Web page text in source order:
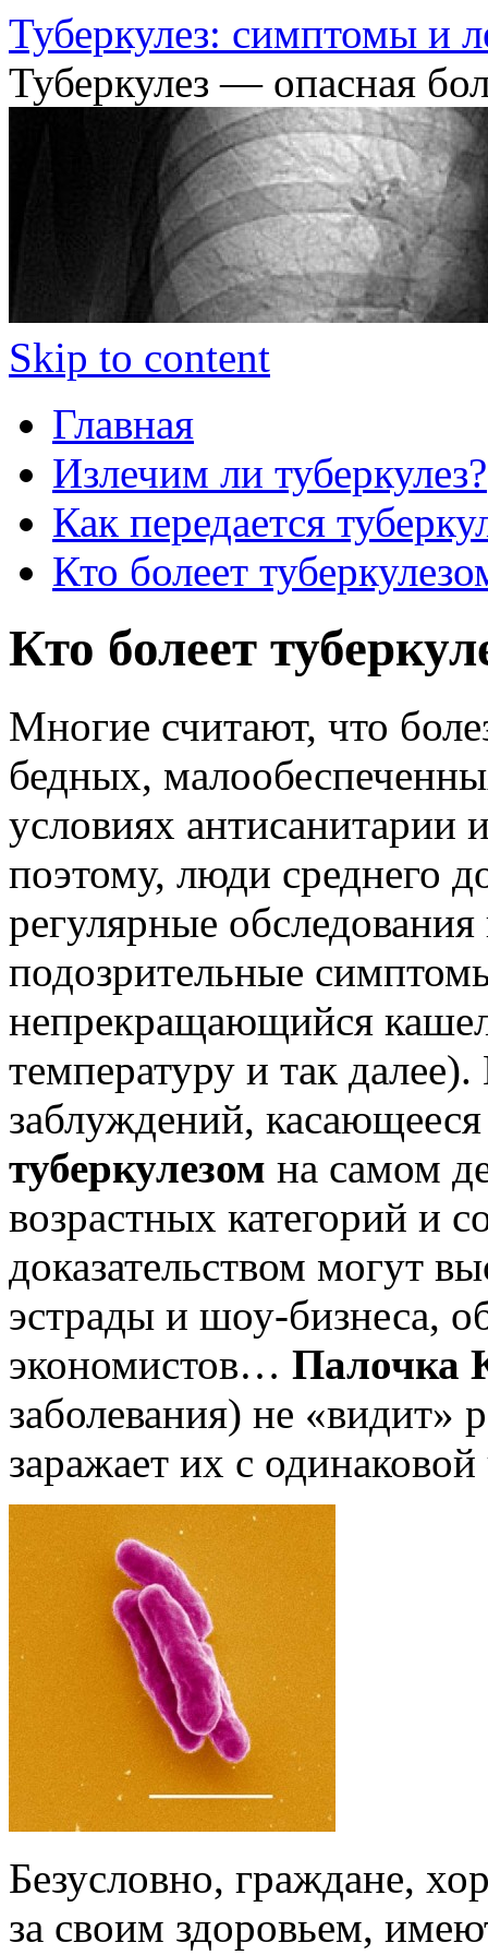
Туберкулез: симптомы и
Туберкулез — опасная
Skip to content
Главная
Излечим ли туберкулез?
Как передается
Кто болеет
Кто болеет
Многие считают, что
бедных,
условиях
поэтому, люди среднего
регулярные
подозрительные
непрекращающийся
температуру и так
заблуждений,
туберкулезом на самом
возрастных категорий и
доказательством могут
эстрады и шоу-бизнеса,
экономистов… Палочка
заболевания) не
заражает их с одинаковой
Безусловно, граждане,
за своим здоровьем,